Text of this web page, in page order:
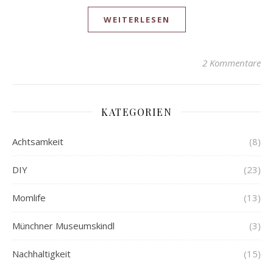
WEITERLESEN
2 Kommentare
KATEGORIEN
Achtsamkeit (8)
DIY (23)
Momlife (13)
Münchner Museumskindl (3)
Nachhaltigkeit (15)